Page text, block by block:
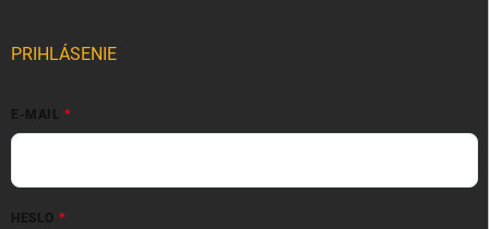
PRIHLÁSENIE
E-MAIL
HESLO